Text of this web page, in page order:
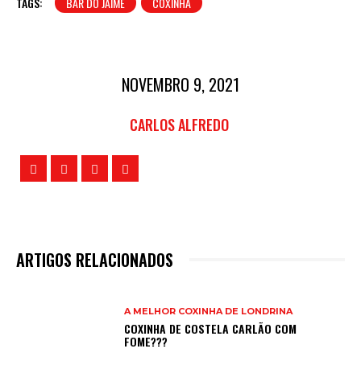
NOVEMBRO 9, 2021
CARLOS ALFREDO
ARTIGOS RELACIONADOS
A MELHOR COXINHA DE LONDRINA
COXINHA DE COSTELA CARLÃO COM
FOME???